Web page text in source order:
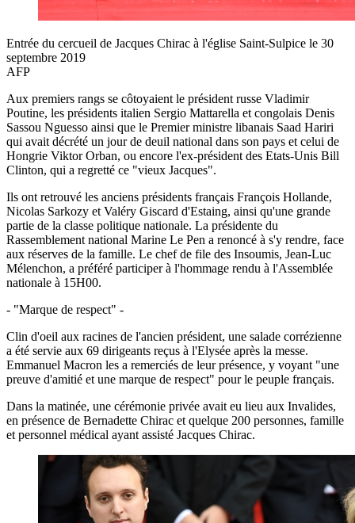
Entrée du cercueil de Jacques Chirac à l'église Saint-Sulpice le 30
septembre 2019
AFP
Aux premiers rangs se côtoyaient le président russe Vladimir
Poutine, les présidents italien Sergio Mattarella et congolais Denis
Sassou Nguesso ainsi que le Premier ministre libanais Saad Hariri
qui avait décrété un jour de deuil national dans son pays et celui de
Hongrie Viktor Orban, ou encore l'ex-président des Etats-Unis Bill
Clinton, qui a regretté ce "vieux Jacques".
Ils ont retrouvé les anciens présidents français François Hollande,
Nicolas Sarkozy et Valéry Giscard d'Estaing, ainsi qu'une grande
partie de la classe politique nationale. La présidente du
Rassemblement national Marine Le Pen a renoncé à s'y rendre, face
aux réserves de la famille. Le chef de file des Insoumis, Jean-Luc
Mélenchon, a préféré participer à l'hommage rendu à l'Assemblée
nationale à 15H00.
- "Marque de respect" -
Clin d'oeil aux racines de l'ancien président, une salade corrézienne
a été servie aux 69 dirigeants reçus à l'Elysée après la messe.
Emmanuel Macron les a remerciés de leur présence, y voyant "une
preuve d'amitié et une marque de respect" pour le peuple français.
Dans la matinée, une cérémonie privée avait eu lieu aux Invalides,
en présence de Bernadette Chirac et quelque 200 personnes, famille
et personnel médical ayant assisté Jacques Chirac.